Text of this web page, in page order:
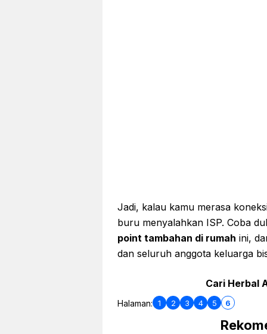
Jadi, kalau kamu merasa
buru menyalahkan ISP. Coba
point tambahan di rumah ini,
dan seluruh anggota keluarga
Cari Herbal
Halaman: 1 2 3 4 5 6